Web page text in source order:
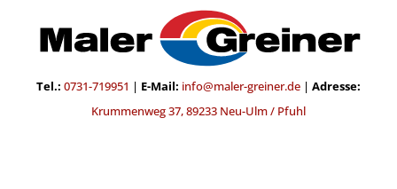
Tel.: 0731-719951 | E-Mail: info@maler-greiner.de | Adresse:
Krummenweg 37,89233 Neu-Ulm / Pfuhl